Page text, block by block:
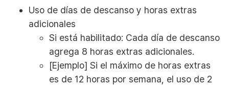
Uso de días de descanso y horas extras
adicionales
Si está habilitado: Cada día de descanso
agrega 8 horas extras adicionales.
[Ejemplo] Si el máximo de horas extras
es de 12 horas por semana, el uso de 2